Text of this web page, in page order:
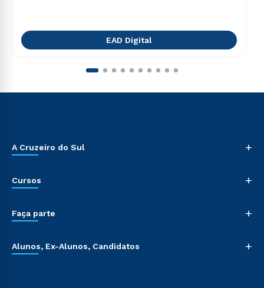
EAD Digital
A Cruzeiro do Sul +
Cursos +
Faça parte +
Alunos, Ex-Alunos, Candidatos +